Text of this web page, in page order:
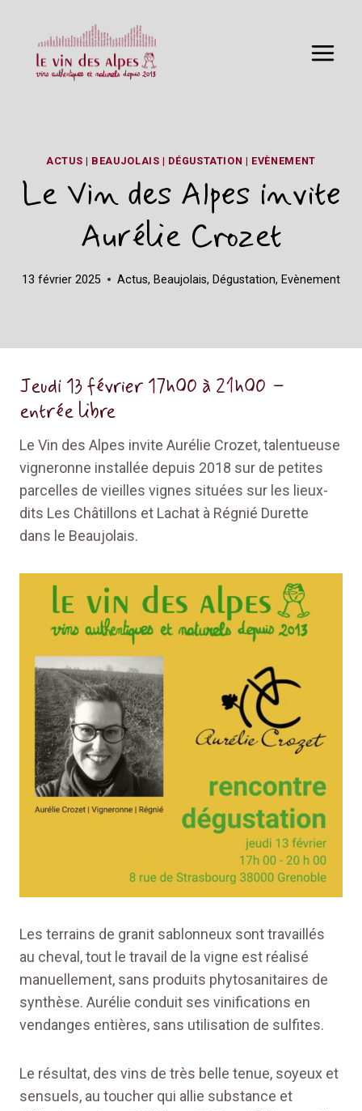
contenu
ACTUS | BEAUJOLAIS | DÉGUSTATION | EVÈNEMENT
Le Vin des Alpes invite
Aurélie Crozet
13 février 2025 Actus, Beaujolais, Dégustation, Evènement
Jeudi 13 février 17h00 à 21h00 –
entrée libre
Le Vin des Alpes invite Aurélie Crozet, talentueuse
vigneronne installée depuis 2018 sur de petites
parcelles de vieilles vignes situées sur les lieux-
dits Les Châtillons et Lachat à Régnié Durette
dans le Beaujolais.
Les terrains de granit sablonneux sont travaillés
au cheval, tout le travail de la vigne est réalisé
manuellement, sans produits phytosanitaires de
synthèse. Aurélie conduit ses vinifications en
vendanges entières, sans utilisation de sulfites.
Le résultat, des vins de très belle tenue, soyeux et
sensuels, au toucher qui allie substance et